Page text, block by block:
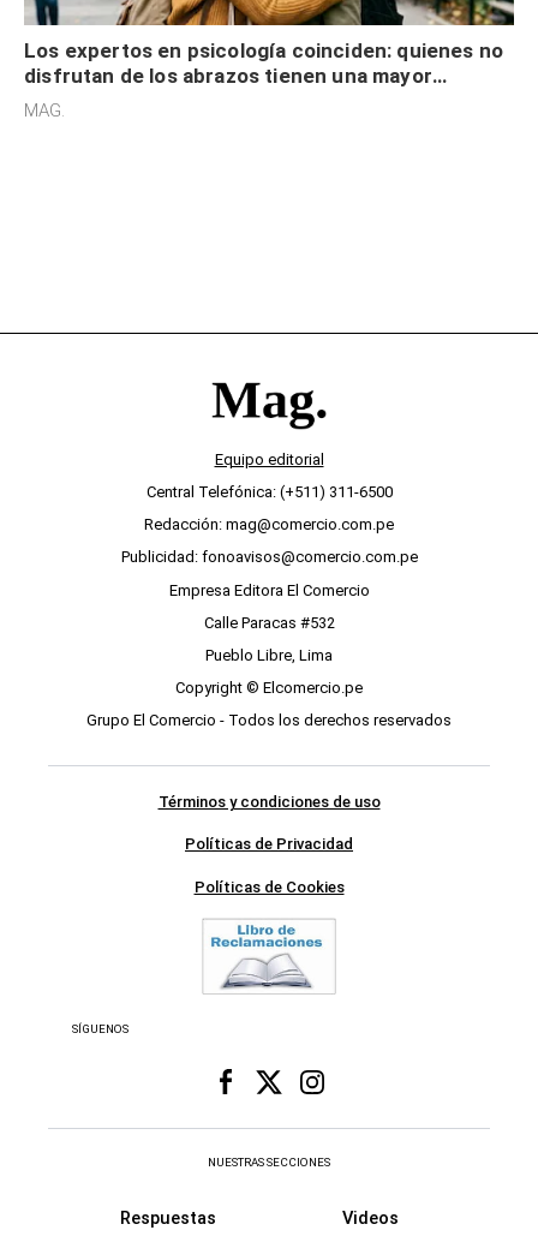
Los expertos en psicología coinciden: quienes no
disfrutan de los abrazos tienen una mayor
sensibilidad a los estímulos físicos y no es por
MAG.
Equipo editorial
Central Telefónica: (+511) 311-6500
Redacción: mag@comercio.com.pe
Publicidad: fonoavisos@comercio.com.pe
Empresa Editora El Comercio
Calle Paracas #532
Pueblo Libre, Lima
Copyright © Elcomercio.pe
Grupo El Comercio - Todos los derechos reservados
Términos y condiciones de uso
Políticas de Privacidad
Políticas de Cookies
SÍGUENOS
NUESTRAS SECCIONES
Respuestas Videos